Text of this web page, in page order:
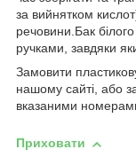
за вийнятком
речовини.Бак
ручками, завдяки
Замовити
нашому сайті, або
вказаними
Приховати